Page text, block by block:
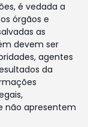
é vedada a
órgãos e
as
devem ser
agentes
da
não apresentem